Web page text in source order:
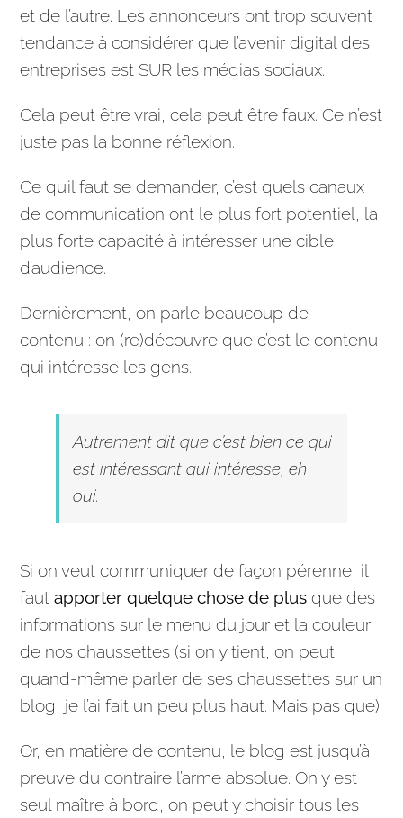
et de l’autre. Lesannonceurs ont trop souvent
tendance à considérer que l’avenir digital des
entreprises est SUR les médias sociaux.
Cela peut être vrai, cela peut être faux. Ce n’est
juste pas la bonne réflexion.
Ce qu’il faut se demander, c’est quels canaux
decommunication ont le plus fort potentiel, la
plus forte capacité à intéresser une cible
d’audience.
Dernièrement, on parle beaucoup de
contenu : on (re)découvre que c’est le contenu
qui intéresse les gens.
Autrement dit que c’est bien ce qui
est intéressant qui intéresse, eh
oui.
Si on veut communiquer de façon pérenne, il
fautapporter quelque chose de plus que des
informations sur le menu du jour et la couleur
de nos chaussettes (si on y tient, on peut
quand-même parler de ses chaussettes sur un
blog, je l’ai fait un peu plus haut. Mais pas que).
Or, en matière de contenu, le blog est jusqu’à
preuve du contraire l’arme absolue. On y est
seul maître à bord, on peut y choisir tous les